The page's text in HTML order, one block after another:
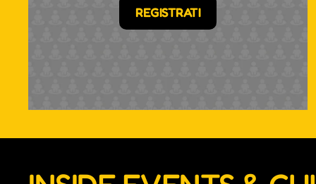
REGISTRATI